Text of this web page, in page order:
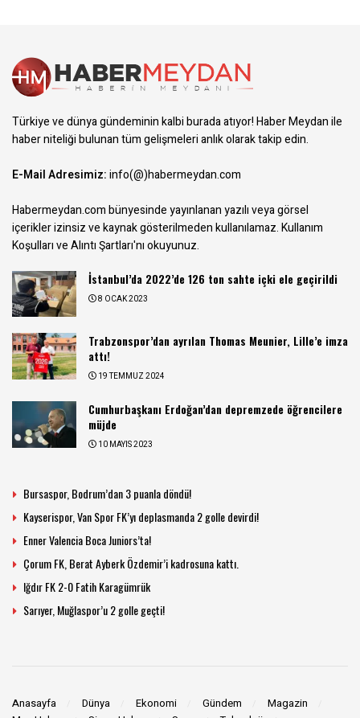
Türkiye ve dünya gündeminin kalbi burada atıyor! Haber Meydan ile
haber niteliği bulunan tüm gelişmeleri anlık olarak takip edin.
E-Mail Adresimiz:info(@)habermeydan.com
Habermeydan.com bünyesinde yayınlanan yazılı veya görsel
içerikler izinsiz ve kaynak gösterilmeden kullanılamaz.Kullanım
Koşulları ve Alıntı Şartları'nı okuyunuz.
İstanbul’da 2022’de 126 ton sahte içki ele geçirildi
8 OCAK 2023
Trabzonspor’dan ayrılan Thomas Meunier, Lille’e imza
attı!
19 TEMMUZ 2024
Cumhurbaşkanı Erdoğan’dan depremzede öğrencilere
müjde
10 MAYIS 2023
Bursaspor, Bodrum’dan 3 puanla döndü!
Kayserispor, Van Spor FK’yı deplasmanda 2 golle devirdi!
Enner Valencia Boca Juniors’ta!
Çorum FK, Berat Ayberk Özdemir’i kadrosuna kattı.
Iğdır FK 2-0 Fatih Karagümrük
Sarıyer, Muğlaspor’u 2 golle geçti!
Anasayfa Dünya Ekonomi Gündem
Magazin